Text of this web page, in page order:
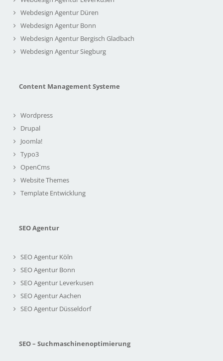
Webdesign Agentur Düren
Webdesign Agentur Bonn
Webdesign Agentur Bergisch Gladbach
Webdesign Agentur Siegburg
Content Management Systeme
Wordpress
Drupal
Joomla!
Typo3
OpenCms
Website Themes
Template Entwicklung
SEO Agentur
SEO Agentur Köln
SEO Agentur Bonn
SEO Agentur Leverkusen
SEO Agentur Aachen
SEO Agentur Düsseldorf
SEO – Suchmaschinenoptimierung